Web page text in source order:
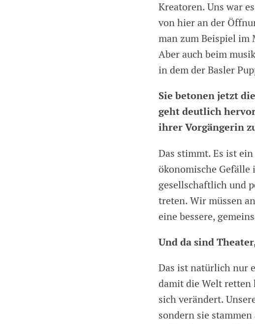
Kreatoren. Uns war
von hier an der
man zum Beispiel im
Aber auch beim
in dem der Basler
Sie betonen jetzt
geht deutlich
ihrer Vorgängerin
Das stimmt. Es ist
ökonomische
gesellschaftlich und
treten. Wir müssen
eine bessere,
Und da sind
Das ist natürlich nur
damit die Welt retten
sich verändert.
sondern sie